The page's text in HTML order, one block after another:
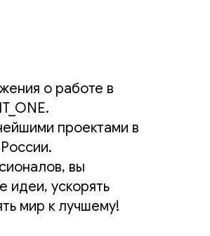
о работе в
проектами в
вы
идеи, ускорять
мир к лучшему!